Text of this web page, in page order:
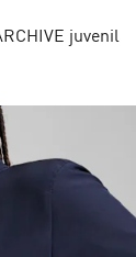
juvenil